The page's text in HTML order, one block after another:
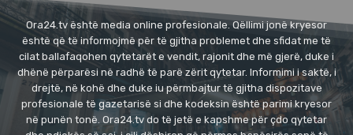
Ora24.tv është media online profesionale. Qëllimi jonë kryesor
është që të informojmë për të gjitha problemet dhe sfidat me të
cilat ballafaqohen qytetarët e vendit, rajonit dhe më gjerë, duke i
dhënë përparësi në radhë të parë zërit qytetar. Informimi i saktë, i
drejtë, në kohë dhe duke iu përmbajtur të gjitha dispozitave
profesionale të gazetarisë si dhe kodeksin është parimi kryesor
në punën tonë. Ora24.tv do të jetë e kapshme për çdo qytetar